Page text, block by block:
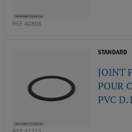
REF 40898
STANDARD
JOINT
POUR
PVC